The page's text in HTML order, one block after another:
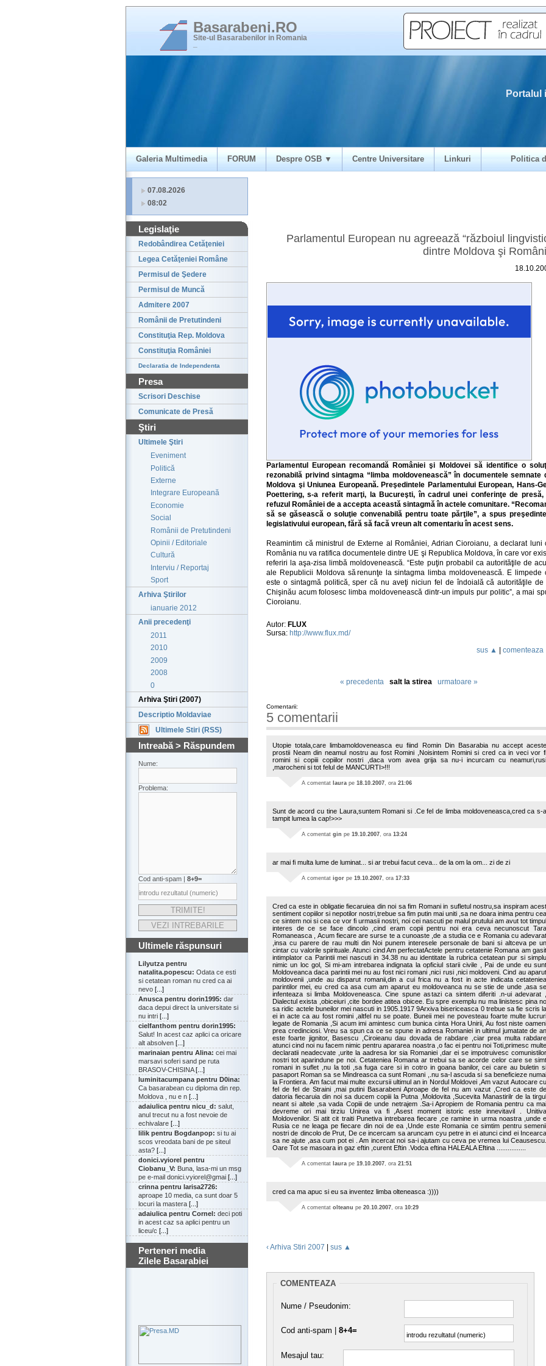
Basarabeni.RO
Site-ul Basarabenilor in Romania
Portalul
Galeria Multimedia FORUM Despre OSB ▼ Centre Universitare Linkuri Politica
07.08.2026
08:02
Legislaţie
Redobândirea Cetăţeniei
Legea Cetăţeniei Române
Permisul de Şedere
Permisul de Muncă
Admitere 2007
Românii de Pretutindeni
Constituţia Rep. Moldova
Constituţia României
Declaratia de Independenta
Presa
Scrisori Deschise
Comunicate de Presă
Ştiri
Ultimele Ştiri
Eveniment
Politică
Externe
Integrare Europeană
Economie
Social
Românii de Pretutindeni
Opinii / Editoriale
Cultură
Interviu / Reportaj
Sport
Arhiva Ştirilor
ianuarie 2012
Anii precedenţi
2011
2010
2009
2008
0
Arhiva Ştiri (2007)
Descriptio Moldaviae
Ultimele Stiri (RSS)
Intreabă > Răspundem
Nume:
Problema:
Cod anti-spam | 8+9=
Ultimele răspunsuri
Lilyutza pentru
natalita.popescu: Odata ce esti
si cetatean roman nu cred ca ai
nevo [...]
Anusca pentru dorin1995: dar
daca depui direct la universitate si
nu intri [...]
cielfanthom pentru dorin1995:
Salut! In acest caz aplici ca oricare
alt absolven [...]
marinaian pentru Alina: cei mai
marsavi soferi sand pe ruta
BRASOV-CHISINA[...]
luminitacumpana pentru D0ina:
Ca basarabean cu diploma din rep.
Moldova , nu e n [...]
adaiulica pentru nicu_d: salut,
anul trecut nu a fost nevoie de
echivalare [...]
lilik pentru Bogdanpop: si tu ai
scos vreodata bani de pe siteul
asta? [...]
donici.vyiorel pentru
Ciobanu_V: Buna, lasa-mi un msg
pe e-mail donici.vyiorel@gmai [...]
crinna pentru larisa2726:
aproape 10 media, ca sunt doar 5
locuri la mastera [...]
adaiulica pentru Cornel: deci poti
in acest caz sa aplici pentru un
liceu/c [...]
Perteneri media
Zilele Basarabiei
Parlamentul European nu agreează “războiul
dintre Moldova şi
Parlamentul European recomandă României şi Moldovei să identifice o
rezonabilă privind sintagma “limba moldovenească” în documentele semnate
Moldova şi Uniunea Europeană. Preşedintele Parlamentului European, Hans-
Poettering, s-a referit marţi, la Bucureşti, în cadrul unei conferinţe de presă,
refuzul României de a accepta această sintagmă în actele comunitare.
să se găsească o soluţie convenabilă pentru toate părţile”, a spus
legislativului european, fără să facă vreun alt comentariu în acest sens.
Reamintim că ministrul de Externe al României, Adrian Cioroianu, a declarat luni
România nu va ratifica documentele dintre UE şi Republica Moldova, în care vor
referiri la aşa-zisa limbă moldovenească. “Este puţin probabil ca autorităţile de
ale Republicii Moldova să renunţe la sintagma limba moldovenească. E limpede
este o sintagmă politică, sper că nu aveţi niciun fel de îndoială că autorităţile de
Chişinău acum folosesc limba moldovenească dintr-un impuls pur politic”, a mai
Cioroianu.
Autor: FLUX
Sursa: http://www.flux.md/
sus ▲
« precedenta salt la stirea urmatoare »
Comentarii:
5 comentarii
Utopie totala,care limbamoldoveneasca eu fiind Romin Din Basarabia nu accept aceste
prostii Neam din neamul nostru au fost Romini ,Noisintem Romini si cred ca in veci vor fi
romini si copiii copiilor nostri ,daca vom avea grija sa nu-i incurcam cu neamuri,rusi
,marocheni si tot felul de MANCURTI>!!!
A comentat laura pe 18.10.2007, ora 21:06
Sunt de acord cu tine Laura,suntem Romani si .Ce fel de limba moldoveneasca,cred ca s-a
tampit lumea la cap!>>>
A comentat gin pe 19.10.2007, ora 13:24
ar mai fi multa lume de luminat... si ar trebui facut ceva... de la om la om... zi de zi
A comentat igor pe 19.10.2007, ora 17:33
Cred ca este in obligatie fiecaruiea din noi sa fim Romani in sufletul nostru,sa inspiram acest
sentiment copiilor si nepotilor nostri,trebue sa fim putin mai uniti ,sa ne doara inima pentru cea
ce sintem noi si cea ce vor fi urmasii nostri, noi cei nascuti pe malul prutului am avut tot timpul
interes de ce se face dincolo ,cind eram copii pentru noi era ceva necunoscut Tara
Romaneasca , Acum fiecare are surse te a cunoaste ,de a studia ce e Romania cu adevarat
,insa cu parere de rau multi din Noi punem interesele personale de bani si altceva pe un
cintar cu valorile spirituale. Atunci cind Am perfectatActele pentru cetatenie Romana am gasit
intimplator ca Parintii mei nascuti in 34.38 nu au identitate la rubrica cetatean pur si simplu
nimic un loc gol, Si mi-am intrebarea indignata la opficiul starii civile , Pai de unde eu sunt
Moldoveanca daca parintii mei nu au fost nici romani ,nici rusi ,nici moldoveni. Cind au aparut
moldovenii ,unde au disparut romanii,din a cui frica nu a fost in acte indicata cetateniea
parintilor mei, eu cred ca asa cum am aparut eu moldoveanca nu se stie de unde ,asa se
infenteaza si limba Moldoveneasca. Cine spune astazi ca sintem diferiti .n-ui adevarat ,
Dialectul exista ,obiceiuri ,cite bordee atitea obicee. Eu spre exemplu nu ma linistesc pina no
sa ridic actele buneilor mei nascuti in 1905.1917 9Arxiva bisericeasca 0 trebue sa fie scris la
ei in acte ca au fost romini ,altfel nu se poate. Buneii mei ne povesteau foarte multe lucruri
legate de Romania ,Si acum imi amintesc cum bunica cinta Hora Unirii, Au fost niste oameni
prea credinciosi. Vreu sa spun ca ce se spune in adresa Romaniei in ultimul jumatate de an
este foarte jignitor, Basescu ,Ciroieanu dau dovada de rabdare ,ciar prea multa rabdare
atunci cind noi nu facem nimic pentru apararea noastra ,o fac ei pentru noi Toti,primesc multe
declaratii neadecvate ,urite la aadresa lor sia Romaniei ,dar ei se impotruivesc comunistilor
nostri tot aparindune pe noi. Cetateniea Romana ar trebui sa se acorde celor care se simt
romani in suflet ,nu la toti ,sa fuga care si in cotro in goana banilor, cei care au buletin si
pasaport Roman sa se Mindreasca ca sunt Romani ,.nu sa-l ascuda si sa beneficieze numai
la Frontiera. Am facut mai multe excursii ultimul an in Nordul Moldovei ,Am vazut Autocare cu
fel de fel de Straini ,mai putini Basarabeni Aproape de fel nu am vazut ,Cred ca este de
datoria fiecaruia din noi sa ducem copiii la Putna ,Moldovita ,Sucevita Manastirilr de la tirgul
neant si altele ,sa vada Copiii de unde netrajem .Sa-i Apropiem de Romania pentru ca mai
devreme ori mai tirziu Unirea va fi ,Asest moment istoric este innevitavil . Unitiva
Moldovenilor. Si atit cit traiti Punetiva intrebarea fiecare ,ce ramine in urma noastra ,unde e
Rusia ce ne leaga pe fiecare din noi de ea ,Unde este Romania ce simtim pentru semenii
nostri de dincolo de Prut, De ce incercam sa aruncam cyu petre in ei atunci cind ei Incearca
sa ne ajute ,asa cum pot ei . Am incercat noi sa-i ajutam cu ceva pe vremea lui Ceausescu.
Oare Tot se masoara in gaz eftin ,curent Eftin .Vodca eftina HALEALA Eftina ................
A comentat laura pe 19.10.2007, ora 21:51
cred ca ma apuc si eu sa inventez limba olteneasca :))))
A comentat olteanu pe 20.10.2007, ora 10:29
‹ Arhiva Stiri 2007 sus ▲
COMENTEAZA
Nume / Pseudonim:
Cod anti-spam | 8+4=
Mesajul tau: